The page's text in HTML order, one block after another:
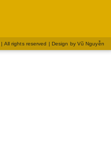
| All rights reserved | Design by Vũ Nguyễn